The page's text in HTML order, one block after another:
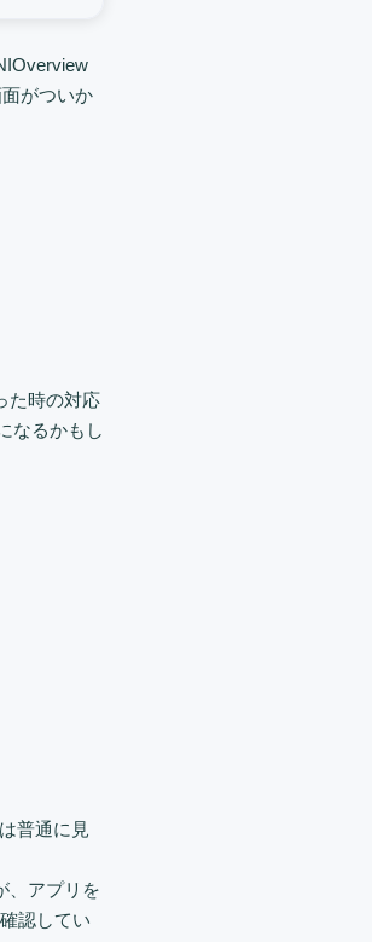
がついか
た時の対応
なるかもし
普通に見
、アプリを
認してい